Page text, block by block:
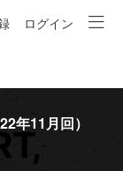
ログイン
年11月回）